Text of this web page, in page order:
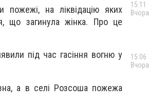
пожежі, на ліквідацію яких
що загинула жінка. Про це
під час гасіння вогню у
а в селі Розсоша пожежа
15:11
Вчора
15:06
Вчора